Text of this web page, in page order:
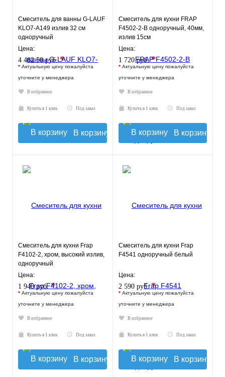
Смеситель для ванны G-LAUF
KLO7-A149 излив 32 см
одноручный
Цена:
4 482.50 руб.*
* Актуальную цену пожалуйста
уточните у менеджера
В избранное
Купить в 1 клик Под заказ
В корзину
Смеситель для кухни FRAP
F4502-2-B одноручный, 40мм,
излив 15см
Цена:
1 720 руб.*
* Актуальную цену пожалуйста
уточните у менеджера
В избранное
Купить в 1 клик Под заказ
В корзину
Смеситель для кухни Frap
F4102-2, хром, высокий излив,
одноручный
Цена:
1 940 руб.*
* Актуальную цену пожалуйста
уточните у менеджера
В избранное
Купить в 1 клик Под заказ
В корзину
Смеситель для кухни Frap
F4541 одноручный белый
Цена:
2 590 руб.*
* Актуальную цену пожалуйста
уточните у менеджера
В избранное
Купить в 1 клик Под заказ
В корзину